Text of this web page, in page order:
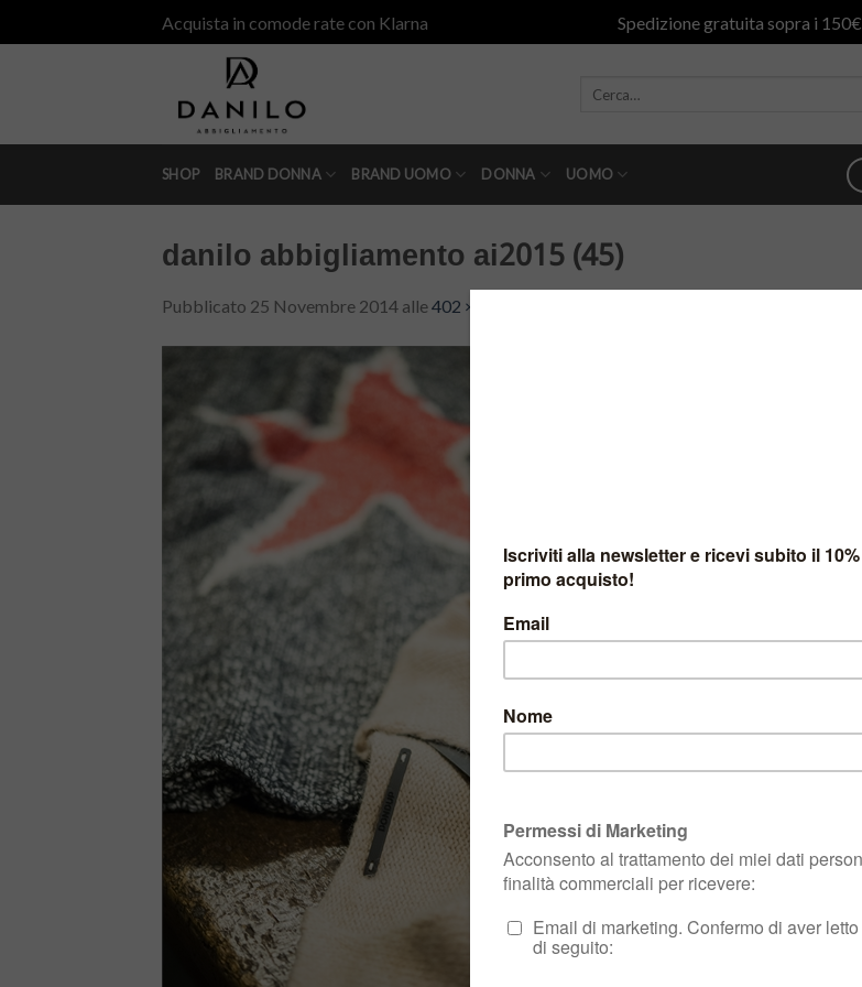
to
Acquista in comode rate con Klarna Spedizione gratuita sopra i 150€
SHOP BRAND DONNA BRAND UOMO DONNA UOMO
danilo abbigliamento ai2015 (45)
Pubblicato 25 Novembre 2014 alle402 × 602